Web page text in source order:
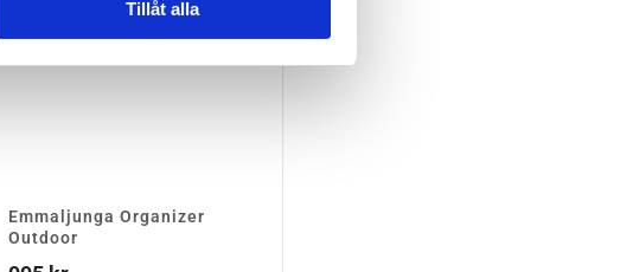
Tillåt alla
Emmaljunga Organizer
Outdoor